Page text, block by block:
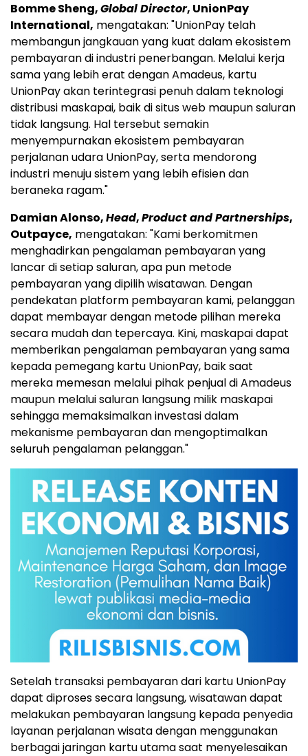
Bomme Sheng,Global Director, UnionPay
International, mengatakan: "UnionPay telah
membangun jangkauan yang kuat dalam ekosistem
pembayaran di industri penerbangan. Melalui kerja
sama yang lebih erat dengan Amadeus, kartu
UnionPay akan terintegrasi penuh dalam teknologi
distribusi maskapai, baik di situs web maupun saluran
tidak langsung. Hal tersebut semakin
menyempurnakan ekosistem pembayaran
perjalanan udara UnionPay, serta mendorong
industri menuju sistem yang lebih efisien dan
beraneka ragam."
Damian Alonso,Head,Product and Partnerships,
Outpayce, mengatakan: "Kami berkomitmen
menghadirkan pengalaman pembayaran yang
lancar di setiap saluran, apa pun metode
pembayaran yang dipilih wisatawan. Dengan
pendekatan platform pembayaran kami, pelanggan
dapat membayar dengan metode pilihan mereka
secara mudah dan tepercaya. Kini, maskapai dapat
memberikan pengalaman pembayaran yang sama
kepada pemegang kartu UnionPay, baik saat
mereka memesan melalui pihak penjual di Amadeus
maupun melalui saluran langsung milik maskapai
sehingga memaksimalkan investasi dalam
mekanisme pembayaran dan mengoptimalkan
seluruh pengalaman pelanggan."
Setelah transaksi pembayaran dari kartu UnionPay
dapat diproses secara langsung, wisatawan dapat
melakukan pembayaran langsung kepada penyedia
layanan perjalanan wisata dengan menggunakan
berbagai jaringan kartu utama saat menyelesaikan